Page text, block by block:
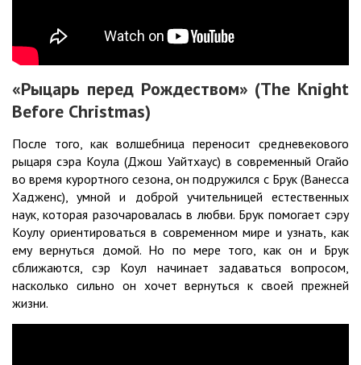
«Рыцарь перед Рождеством» (The Knight
Before Christmas)
После того, как волшебница переносит средневекового
рыцаря сэра Коула (Джош Уайтхаус) в современный Огайо
во время курортного сезона, он подружился с Брук (Ванесса
Хадженс), умной и доброй учительницей естественных
наук, которая разочаровалась в любви. Брук помогает сэру
Коулу ориентироваться в современном мире и узнать, как
ему вернуться домой. Но по мере того, как он и Брук
сближаются, сэр Коул начинает задаваться вопросом,
насколько сильно он хочет вернуться к своей прежней
жизни.